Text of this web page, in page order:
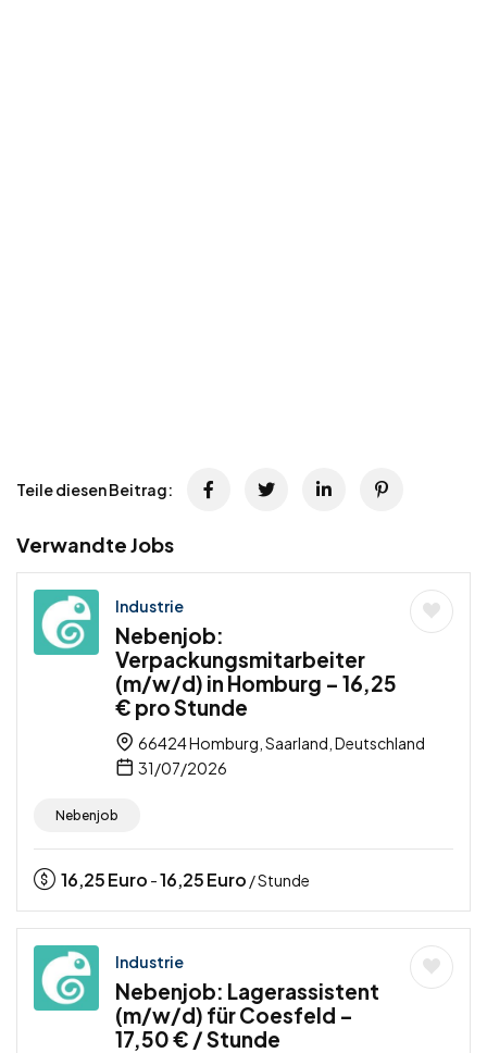
Teile diesen Beitrag:
Verwandte Jobs
Industrie
Nebenjob:
Verpackungsmitarbeiter
(m/w/d) in Homburg – 16,25
€ pro Stunde
66424 Homburg, Saarland, Deutschland
31/07/2026
Nebenjob
16,25Euro -16,25Euro / Stunde
Industrie
Nebenjob: Lagerassistent
(m/w/d) für Coesfeld –
17,50 € / Stunde